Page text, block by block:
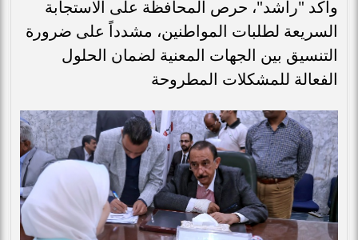
وأكد "راشد"، حرص المحافظة على الاستجابة
السريعة لطلبات المواطنين، مشدداً على ضرورة
التنسيق بين الجهات المعنية لضمان الحلول
الفعالة للمشكلات المطروحة